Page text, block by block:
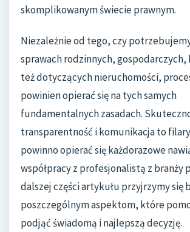
skomplikowanym świecie prawnym.
Niezależnie od tego, czy
sprawach rodzinnych, gospodarczych,
też dotyczących nieruchomości,
powinien opierać się na tych samych
fundamentalnych zasadach.
transparentność i komunikacja to
powinno opierać się każdorazowe
współpracy z profesjonalistą z branży
dalszej części artykułu przyjrzymy się
poszczególnym aspektom, które
podjąć świadomą i najlepszą decyzję.